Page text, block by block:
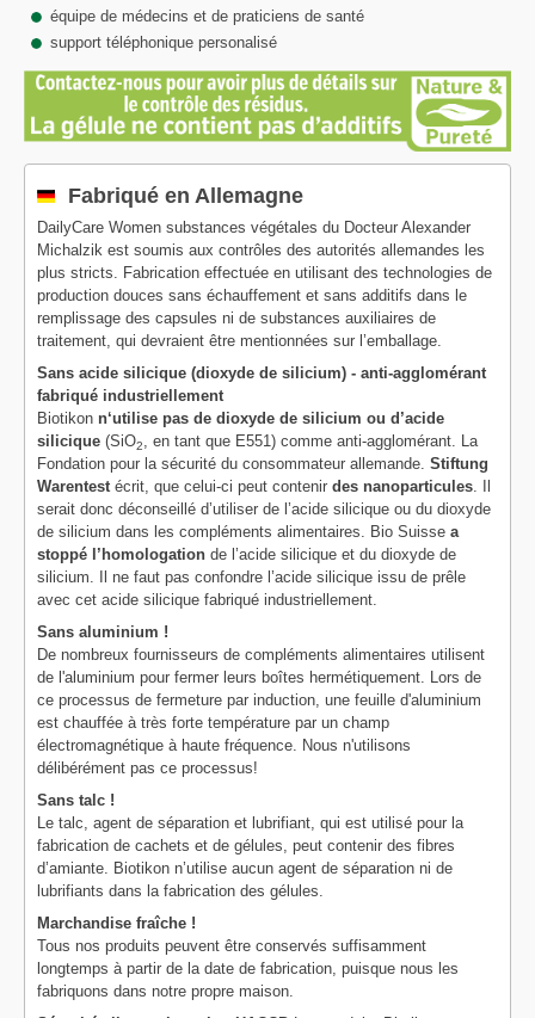
équipe de médecins et de praticiens de santé
support téléphonique personalisé
Fabriqué en Allemagne
DailyCare Women substances végétales du Docteur Alexander
Michalzik est soumis aux contrôles des autorités allemandes les
plus stricts. Fabrication effectuée en utilisant des technologies de
production douces sans échauffement et sans additifs dans le
remplissage des capsules ni de substances auxiliaires de
traitement, qui devraient être mentionnées sur l’emballage.
Sans acide silicique (dioxyde de silicium) - anti-agglomérant
fabriqué industriellement
Biotikon n‘utilise pas de dioxyde de silicium ou d’acide
silicique (SiO2, en tant que E551) comme anti-agglomérant. La
Fondation pour la sécurité du consommateur allemande. Stiftung
Warentestécrit, que celui-ci peut contenir des nanoparticules. Il
serait donc déconseillé d’utiliser de l’acide silicique ou du dioxyde
de silicium dans les compléments alimentaires. Bio Suisse a
stoppé l’homologation de l’acide silicique et du dioxyde de
silicium. Il ne faut pas confondre l’acide silicique issu de prêle
avec cet acide silicique fabriqué industriellement.
Sans aluminium !
De nombreux fournisseurs de compléments alimentaires utilisent
de l'aluminium pour fermer leurs boîtes hermétiquement. Lors de
ce processus de fermeture par induction, une feuille d'aluminium
est chauffée à très forte température par un champ
électromagnétique à haute fréquence. Nous n'utilisons
délibérément pas ce processus!
Sans talc !
Le talc, agent de séparation et lubrifiant, qui est utilisé pour la
fabrication de cachets et de gélules, peut contenir des fibres
d’amiante. Biotikon n’utilise aucun agent de séparation ni de
lubrifiants dans la fabrication des gélules.
Marchandise fraîche !
Tous nos produits peuvent être conservés suffisamment
longtemps à partir de la date de fabrication, puisque nous les
fabriquons dans notre propre maison.